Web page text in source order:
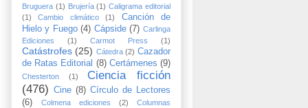
Bruguera (1) Brujería (1) Caligrama editorial
(1)
Cambio climático (1)
Canción de
Hielo y Fuego (4) Cápside (7) Carlinga
Ediciones
(1) Carmot Press (1)
Catástrofes (25) Cátedra (2) Cazador
de Ratas Editorial (8) Certámenes (9)
Chesterton (1)
Ciencia ficción
(476) Cine (8) Círculo de Lectores
(6)
Colmena ediciones (2)
Columnas